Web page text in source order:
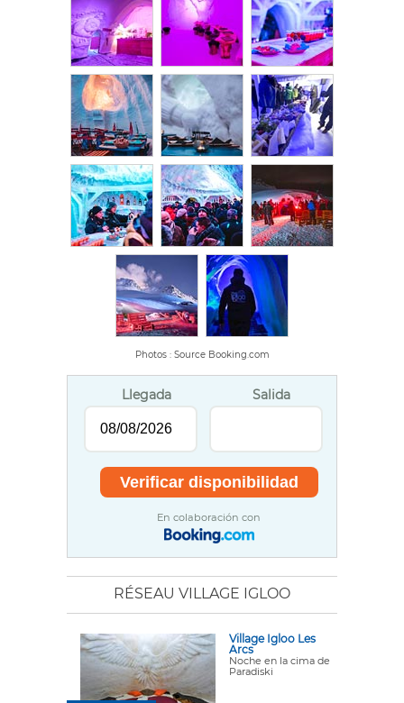
Photos : Source Booking.com
Llegada Salida
En colaboración con
RÉSEAU VILLAGE IGLOO
Village Igloo Les
Arcs
Noche en la cima de
Paradiski